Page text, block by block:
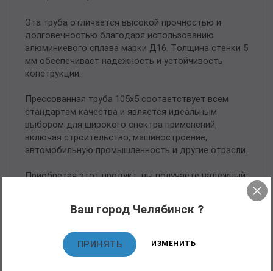
Эта труба отличается высокой прочностью и
долговечностью благодаря использованию
алюминиевого сплава марки Д16. Толщина стенки 5
мм обеспечивает надежность и устойчивость
конструкции.
Прессованная труба 105х5 соответствует всем
стандартам качества и является идеальным
выбором для широкого спектра применений,
включая строительство, машиностроение,
автомобильную промышленность и другие отрасли.
Приобретая этот продукт, вы получаете надежный
Рекомендуемые товары
Ваш город Челябинск ?
ПРИНЯТЬ ИЗМЕНИТЬ